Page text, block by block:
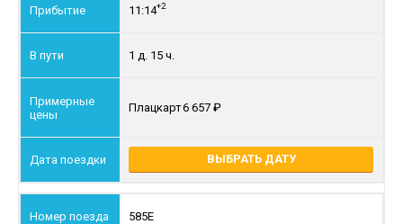
11:14+2
1 д. 15 ч.
Плацкарт6 657
ВЫБРАТЬ ДАТУ
585Е